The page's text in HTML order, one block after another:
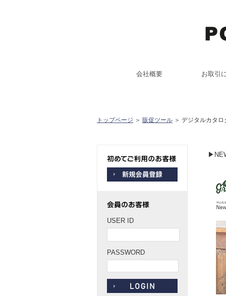
会社概要 お取引
トップページ ＞ 販促ツール ＞ デジタルカタロ
USER ID
PASSWORD